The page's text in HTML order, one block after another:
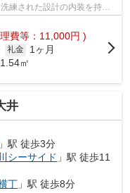
練された設計の内装を持つ
費等：11,000円 )
礼金
1ヶ月
㎡
井
」駅 徒歩3分
シーサイド 」駅 徒歩11
丁 」駅 徒歩8分